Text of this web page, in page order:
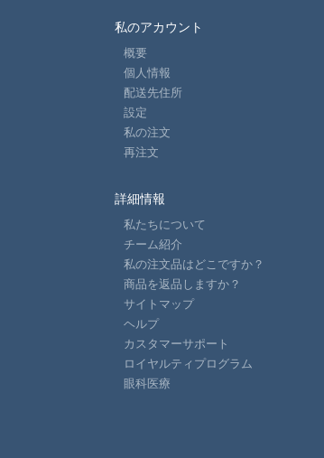
私のアカウント
概要
個人情報
配送先住所
設定
私の注文
再注文
詳細情報
私たちについて
チーム紹介
私の注文品はどこですか？
商品を返品しますか？
サイトマップ
ヘルプ
カスタマーサポート
ロイヤルティプログラム
眼科医療